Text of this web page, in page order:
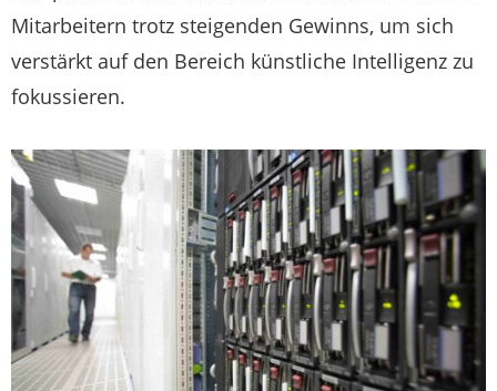
Mitarbeitern trotz steigenden Gewinns, um sich
verstärkt auf den Bereich künstliche Intelligenz zu
fokussieren.